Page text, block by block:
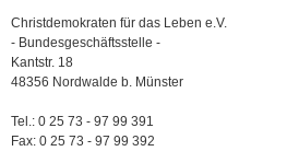
Christdemokraten für das Leben e.V.
- Bundesgeschäftsstelle -
Kantstr. 18
48356 Nordwalde b. Münster
Tel.: 0 25 73 - 97 99 391
Fax: 0 25 73 - 97 99 392